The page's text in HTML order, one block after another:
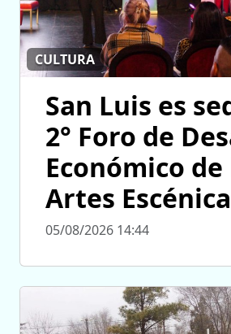
CULTURA
San Luis es
2° Foro de
Económico de
Artes
05/08/2026 14:44